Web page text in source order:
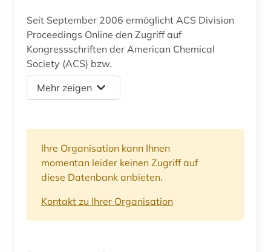
Seit September 2006 ermöglicht ACS Division
Proceedings Online den Zugriff auf
Kongressschriften der American Chemical
Society (ACS) bzw.
Mehr zeigen
Ihre Organisation kann Ihnen
momentan leider keinen Zugriff auf
diese Datenbank anbieten.
Kontakt zu Ihrer Organisation